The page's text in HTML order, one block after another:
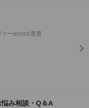
ーebook選書
み相談・Q＆A